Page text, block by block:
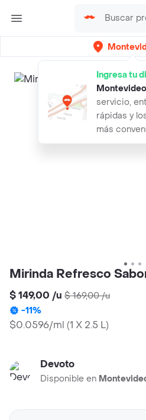
Ingresa tu
Montevideo
servicio,
rápidas y
más
Mirinda Refresco
$ 149,00 /u $ 169,00/u
-11%
$0.0596/ml (1 X 2.5 L)
Devoto
Disponible en